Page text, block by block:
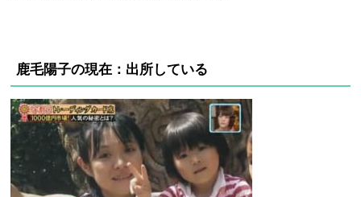
鹿毛陽子の現在：出所している